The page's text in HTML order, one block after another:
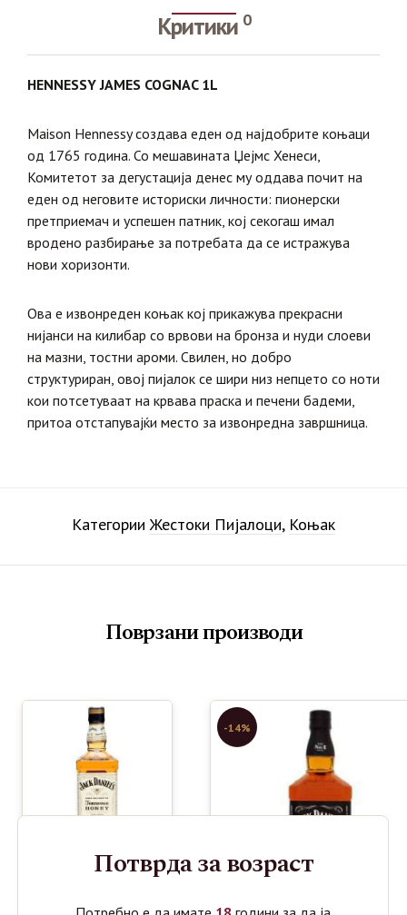
Критики 0
HENNESSY JAMES COGNAC 1L
Maison Hennessy создава еден од најдобрите коњаци
од 1765 година. Со мешавината Џејмс Хенеси,
Комитетот за дегустација денес му оддава почит на
еден од неговите историски личности: пионерски
претприемач и успешен патник, кој секогаш имал
вродено разбирање за потребата да се истражува
нови хоризонти.
Ова е извонреден коњак кој прикажува прекрасни
нијанси на килибар со врвови на бронза и нуди слоеви
на мазни, тостни ароми. Свилен, но добро
структуриран, овој пијалок се шири низ непцето со ноти
кои потсетуваат на крвава праска и печени бадеми,
притоа отстапувајќи место за извонредна завршница.
КатегорииЖестоки Пијалоци, Коњак
Поврзани производи
-14%
Потврда за возраст